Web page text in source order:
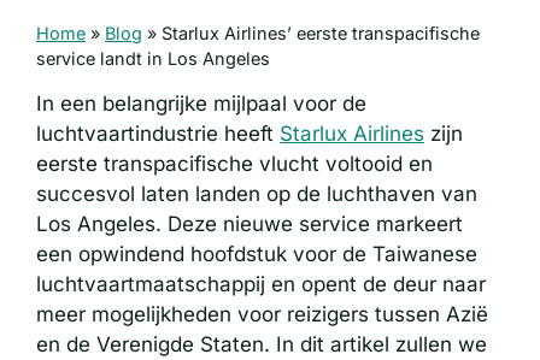
Home » Blog » Starlux Airlines’ eerste transpacifische
service landt in Los Angeles
In een belangrijke mijlpaal voor de
luchtvaartindustrie heeft Starlux Airlines zijn
eerste transpacifische vlucht voltooid en
succesvol laten landen op de luchthaven van
Los Angeles. Deze nieuwe service markeert
een opwindend hoofdstuk voor de Taiwanese
luchtvaartmaatschappij en opent de deur naar
meer mogelijkheden voor reizigers tussen Azië
en de Verenigde Staten. In dit artikel zullen we